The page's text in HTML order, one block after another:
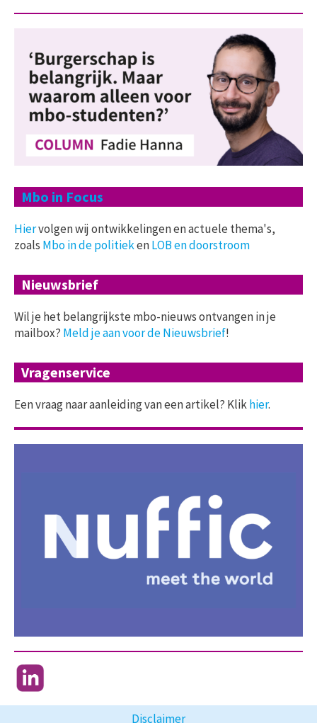
Mbo in Focus
Hiervolgen wij ontwikkelingen en actuele thema's,
zoals Mbo in de politiekenLOB en doorstroom
Nieuwsbrief
Wil je het belangrijkste mbo-nieuws ontvangen in je
mailbox? Meld je aan voor de Nieuwsbrief!
Vragenservice
Een vraag naar aanleiding van een artikel? Klikhier.
Disclaimer